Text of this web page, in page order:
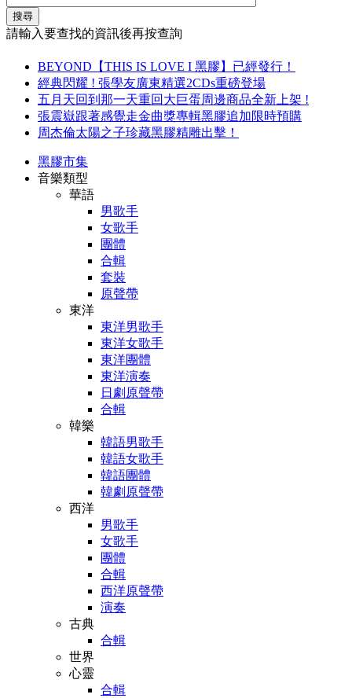
搜尋
請輸入要查找的資訊後再按查詢
BEYOND【THIS IS LOVE I 黑膠】已經發行！
經典閃耀 ! 張學友廣東精選2CDs重磅登場
五月天回到那一天重回大巨蛋周邊商品全新上架 !
張震嶽跟著感覺走金曲獎專輯黑膠追加限時預購
周杰倫太陽之子珍藏黑膠精雕出擊！
黑膠市集
音樂類型
華語
男歌手
女歌手
團體
合輯
套裝
原聲帶
東洋
東洋男歌手
東洋女歌手
東洋團體
東洋演奏
日劇原聲帶
合輯
韓樂
韓語男歌手
韓語女歌手
韓語團體
韓劇原聲帶
西洋
男歌手
女歌手
團體
合輯
西洋原聲帶
演奏
古典
合輯
世界
心靈
合輯